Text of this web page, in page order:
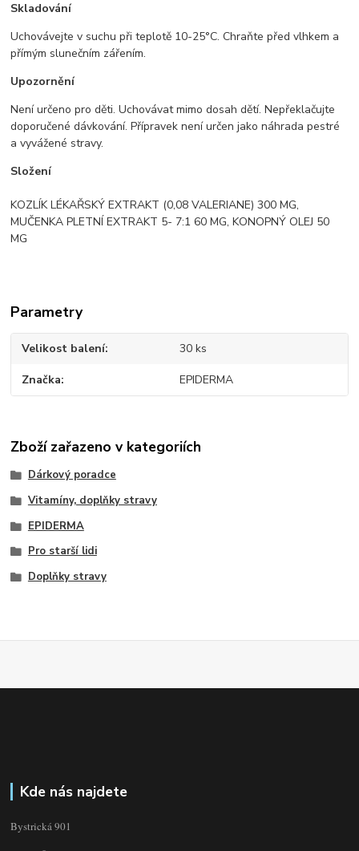
Skladování
Uchovávejte v suchu při teplotě 10-25°C. Chraňte před vlhkem a
přímým slunečním zářením.
Upozornění
Není určeno pro děti. Uchovávat mimo dosah dětí. Nepřeklačujte
doporučené dávkování. Přípravek není určen jako náhrada pestré
a vyvážené stravy.
Složení
KOZLÍK LÉKAŘSKÝ EXTRAKT (0,08 VALERIANE) 300 MG,
MUČENKA PLETNÍ EXTRAKT 5- 7:1 60 MG, KONOPNÝ OLEJ 50
MG
Parametry
Velikost balení 30 ks
Značka EPIDERMA
Zboží zařazeno v kategoriích
Dárkový poradce
Vitamíny, doplňky stravy
EPIDERMA
Pro starší lidi
Doplňky stravy
Kde nás najdete
Bystrická 901